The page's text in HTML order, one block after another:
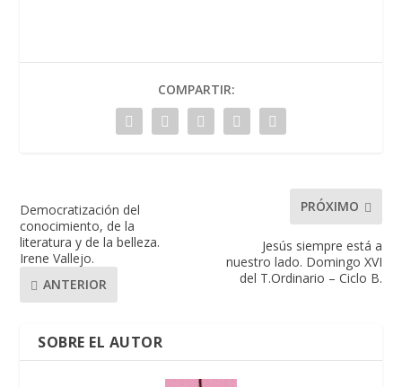
COMPARTIR:
Democratización del
conocimiento, de la
literatura y de la belleza.
Irene Vallejo.
ANTERIOR
PRÓXIMO
Jesús siempre está a
nuestro lado. Domingo XVI
del T.Ordinario – Ciclo B.
SOBRE EL AUTOR